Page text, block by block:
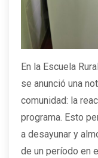
En la Escuela
se anunció una
comunidad: la
programa. Esto
a desayunar y
de un período en